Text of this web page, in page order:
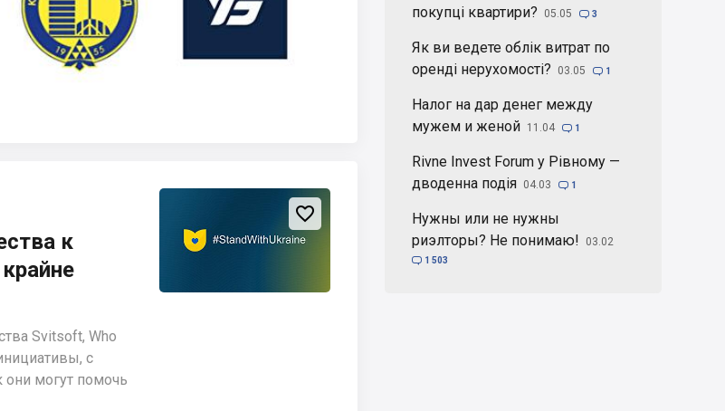
к
Svitsoft, Who
с
могут помочь

покупці квартири?
05.05  3
Як ви ведете облік витрат по
оренді нерухомості?
03.05  1
Налог на дар денег между
мужем и женой 11.04  1
Rivne Invest Forum у Рівному —
дводенна подія 04.03  1
Нужны или не нужны
риэлторы? Не понимаю!
03.02
 1 503